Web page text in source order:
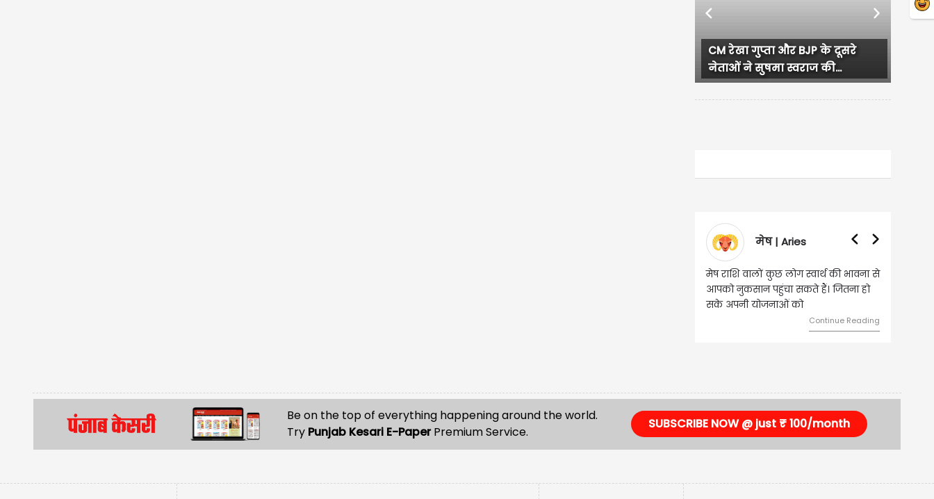
CM रेखा गुप्ता और BJP के दूसरे
नेताओं ने सुषमा स्वराज की...
Previous Next
मेष | Aries
मेष राशि वालों कुछ लोग स्वार्थ की भावना से
आपको नुकसान पहुंचा सकते हैं। जितना हो
सके अपनी योजनाओं को
Continue Reading
Be on the top of everything happening around the world.
Try Punjab Kesari E-PaperPremium Service.
SUBSCRIBE NOW @ just ₹ 100/month